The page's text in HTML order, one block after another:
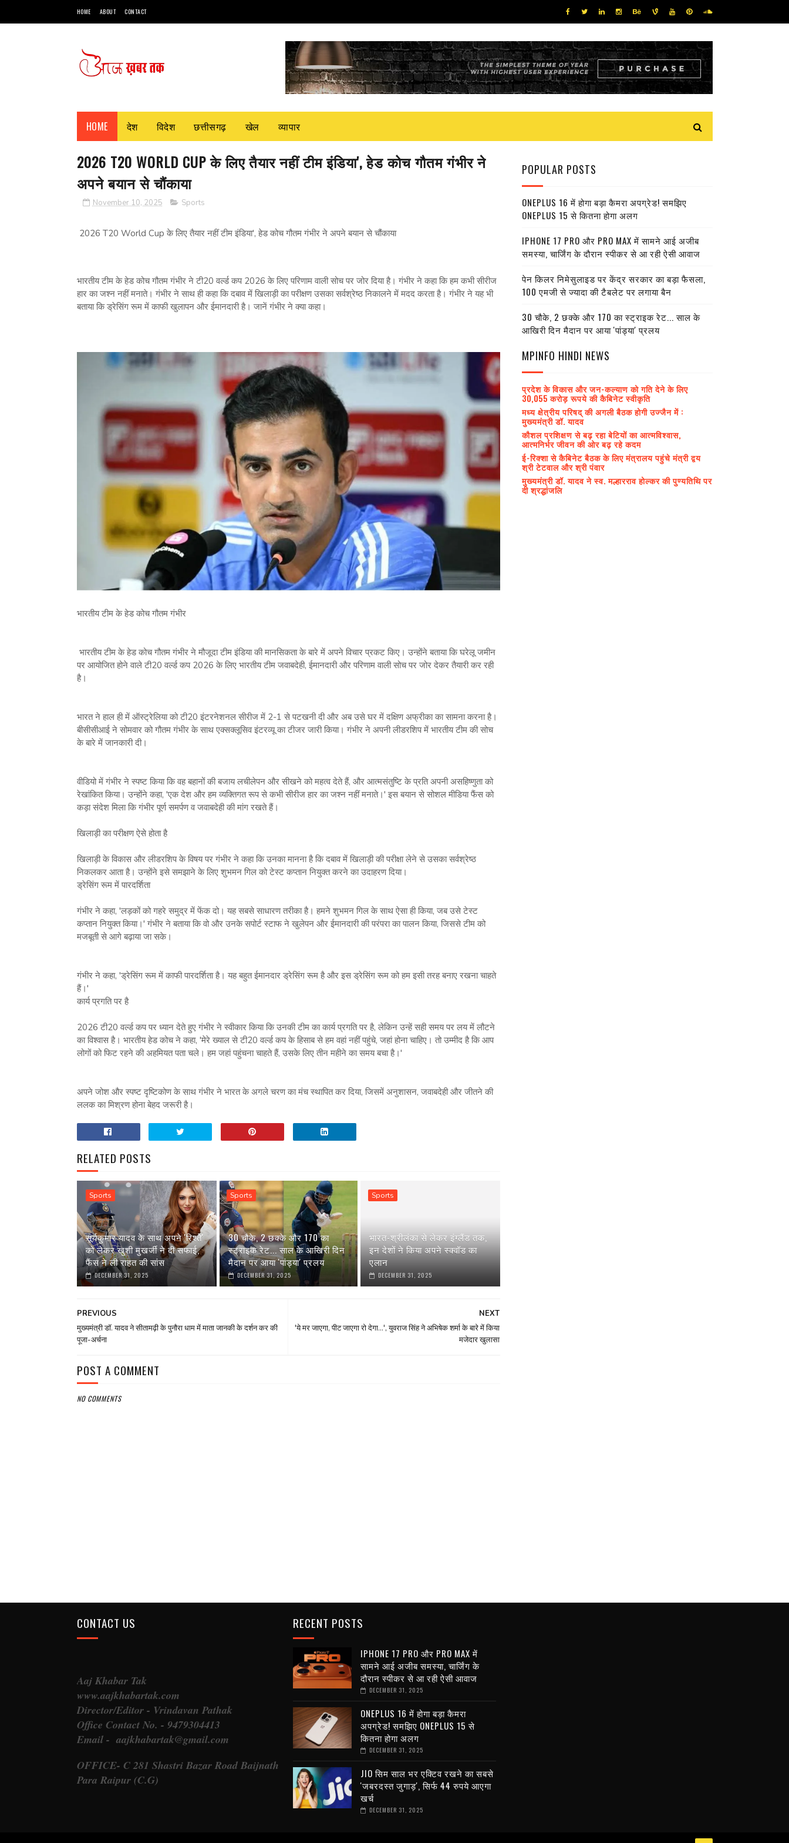
HOME ABOUT CONTACT
HOME देश विदेश छत्तीसगढ़ खेल व्यापार
2026 T20 WORLD CUP के लिए तैयार नहीं टीम इंडिया', हेड कोच गौतम गंभीर ने
अपने बयान से चौंकाया
November 10, 2025 Sports
2026 T20 World Cup के लिए तैयार नहीं टीम इंडिया', हेड कोच गौतम गंभीर ने अपने बयान से चौंकाया
भारतीय टीम के हेड कोच गौतम गंभीर ने टी20 वर्ल्‍ड कप 2026 के लिए परिणाम वाली सोच पर जोर दिया है। गंभीर ने कहा कि हम कभी सीरीज
हार का जश्‍न नहीं मनाते। गंभीर ने साथ ही कहा कि दबाव में खिलाड़ी का परीक्षण उसका सर्वश्रेष्‍ठ निकालने में मदद करता है। गंभीर ने यह भी
बताया कि ड्रेसिंग रूम में काफी खुलापन और ईमानदारी है। जानें गंभीर ने क्‍या कहा।
भारतीय टीम के हेड कोच गौतम गंभीर
भारतीय टीम के हेड कोच गौतम गंभीर ने मौजूदा टीम इंडिया की मानसिकता के बारे में अपने विचार प्रकट किए। उन्‍होंने बताया कि घरेलू जमीन
पर आयोजित होने वाले टी20 वर्ल्‍ड कप 2026 के लिए भारतीय टीम जवाबदेही, ईमानदारी और परिणाम वाली सोच पर जोर देकर तैयारी कर रही
है।
भारत ने हाल ही में ऑस्‍ट्रेलिया को टी20 इंटरनेशनल सीरीज में 2-1 से पटखनी दी और अब उसे घर में दक्षिण अफ्रीका का सामना करना है।
बीसीसीआई ने सोमवार को गौतम गंभीर के साथ एक्‍सक्‍लूसिव इंटरव्‍यू का टीजर जारी किया। गंभीर ने अपनी लीडरश‍िप में भारतीय टीम की सोच
के बारे में जानकारी दी।
वीडियो में गंभीर ने स्‍पष्‍ट किया कि वह बहानों की बजाय लचीलेपन और सीखने को महत्व देते हैं, और आत्मसंतुष्टि के प्रति अपनी असहिष्णुता को
रेखांकित किया। उन्‍होंने कहा, 'एक देश और हम व्‍यक्तिगत रूप से कभी सीरीज हार का जश्‍न नहीं मनाते।' इस बयान से सोशल मीडिया फैंस को
कड़ा संदेश मिला कि गंभीर पूर्ण समर्पण व जवाबदेही की मांग रखते हैं।
खिलाड़ी का परीक्षण ऐसे होता है
खिलाड़ी के विकास और लीडरशिप के विषय पर गंभीर ने कहा कि उनका मानना है कि दबाव में खिलाड़ी की परीक्षा लेने से उसका सर्वश्रेष्‍ठ
निकलकर आता है। उन्‍होंने इसे समझाने के लिए शुभमन गिल को टेस्‍ट कप्‍तान नियुक्‍त करने का उदाहरण दिया।
ड्रेसिंग रूम में पारदर्शिता
गंभीर ने कहा, 'लड़कों को गहरे समुद्र में फेंक दो। यह सबसे साधारण तरीका है। हमने शुभमन गिल के साथ ऐसा ही किया, जब उसे टेस्‍ट
कप्‍तान नियुक्‍त किया।' गंभीर ने बताया कि वो और उनके सपोर्ट स्‍टाफ ने खुलेपन और ईमानदारी की परंपरा का पालन किया, जिससे टीम को
मजबूती से आगे बढ़ाया जा सके।
गंभीर ने कहा, 'ड्रेसिंग रूम में काफी पारदर्शिता है। यह बहुत ईमानदार ड्रेसिंग रूम है और इस ड्रेसिंग रूम को हम इसी तरह बनाए रखना चाहते
हैं।'
कार्य प्रगति पर है
2026 टी20 वर्ल्‍ड कप पर ध्‍यान देते हुए गंभीर ने स्‍वीकार किया कि उनकी टीम का कार्य प्रगति पर है, लेकिन उन्‍हें सही समय पर लय में लौटने
का विश्‍वास है। भारतीय हेड कोच ने कहा, 'मेरे ख्‍याल से टी20 वर्ल्‍ड कप के हिसाब से हम वहां नहीं पहुंचे, जहां होना चाहिए। तो उम्‍मीद है कि आप
लोगों को फिट रहने की अहमियत पता चले। हम जहां पहुंचना चाहते हैं, उसके लिए तीन महीने का समय बचा है।'
अपने जोश और स्‍पष्‍ट दृष्टिकोण के साथ गंभीर ने भारत के अगले चरण का मंच स्‍थापित कर दिया, जिसमें अनुशासन, जवाबदेही और जीतने की
ललक का मिश्रण होना बेहद जरूरी है।
RELATED POSTS
Sports
सूर्यकुमार यादव के साथ अपने 'रिश्ते'
को लेकर खुशी मुखर्जी ने दी सफाई,
फैंस ने ली राहत की सांस
DECEMBER 31, 2025
Sports
30 चौके, 2 छक्के और 170 का
स्ट्राइक रेट... साल के आखिरी दिन
मैदान पर आया 'पांड्या' प्रलय
DECEMBER 31, 2025
Sports
भारत-श्रीलंका से लेकर इंग्‍लैंड तक,
इन देशों ने किया अपने स्‍क्वॉड का
एलान
DECEMBER 31, 2025
NEXT
'ये मर जाएगा, पीट जाएगा रो देगा...', युवराज सिंह ने अभिषेक शर्मा के बारे में किया
मजेदार खुलासा
PREVIOUS
मुख्यमंत्री डॉ. यादव ने सीतामढ़ी के पुनौरा धाम में माता जानकी के दर्शन कर की
पूजा-अर्चना
POST A COMMENT
NO COMMENTS
POPULAR POSTS
ONEPLUS 16 में होगा बड़ा कैमरा अपग्रेड! समझिए
ONEPLUS 15 से कितना होगा अलग
IPHONE 17 PRO और PRO MAX में सामने आई अजीब
समस्या, चार्जिंग के दौरान स्पीकर से आ रही ऐसी आवाज
पेन किलर निमेसुलाइड पर केंद्र सरकार का बड़ा फैसला,
100 एमजी से ज्यादा की टैबलेट पर लगाया बैन
30 चौके, 2 छक्के और 170 का स्ट्राइक रेट... साल के
आखिरी दिन मैदान पर आया 'पांड्या' प्रलय
MPINFO HINDI NEWS
प्रदेश के विकास और जन-कल्याण को गति देने के लिए
30,055 करोड़ रूपये की कैबिनेट स्वीकृति
मध्य क्षेत्रीय परिषद् की अगली बैठक होगी उज्जैन में :
मुख्यमंत्री डॉ. यादव
कौशल प्रशिक्षण से बढ़ रहा बेटियों का आत्मविश्वास,
आत्मनिर्भर जीवन की ओर बढ़ रहे कदम
ई-रिक्शा से कैबिनेट बैठक के लिए मंत्रालय पहुंचे मंत्री द्वय
श्री टेटवाल और श्री पंवार
मुख्यमंत्री डॉ. यादव ने स्व. मल्हारराव होल्कर की पुण्यतिथि पर
दी श्रद्धांजलि
CONTACT US
Aaj Khabar Tak
www.aajkhabartak.com
Director/Editor - Vrindavan Pathak
Office Contact No. - 9479304413
Email - aajkhabartak@gmail.com
OFFICE- C 281 Shastri Bazar Road Baijnath
Para Raipur (C.G)
RECENT POSTS
IPHONE 17 PRO और PRO MAX में
सामने आई अजीब समस्या, चार्जिंग के
दौरान स्पीकर से आ रही ऐसी आवाज
DECEMBER 31, 2025
ONEPLUS 16 में होगा बड़ा कैमरा
अपग्रेड! समझिए ONEPLUS 15 से
कितना होगा अलग
DECEMBER 31, 2025
JIO सिम साल भर एक्टिव रखने का सबसे
'जबरदस्त जुगाड़', सिर्फ 44 रुपये आएगा
खर्च
DECEMBER 31, 2025